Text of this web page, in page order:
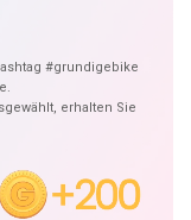
#grundigebike
erhalten Sie